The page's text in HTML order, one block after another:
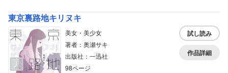
東京裏路地キリヌキ
美女・美少女
著者：奥瀬サキ
出版社：一迅社
98ページ
試し読み
作品詳細